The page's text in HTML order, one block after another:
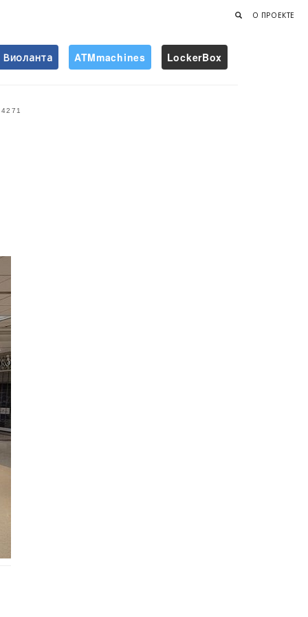
О ПРОЕКТЕ
Виоланта ATMmachines LockerBox
4271